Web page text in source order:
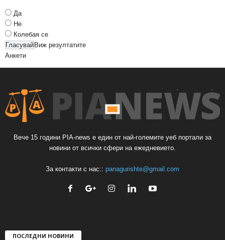
Да
Не
Колебая се
Виж резултатите
Анкети
Вече 15 години PIA-news е един от най-големите уеб портали за
новини от всички сфери на ежедневието.
За контакти с нас:: panagurishte@gmail.com
ПОСЛЕДНИ НОВИНИ